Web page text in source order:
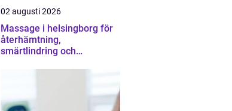
02 augusti 2026
Massage i helsingborg för
återhämtning,
smärtlindring och